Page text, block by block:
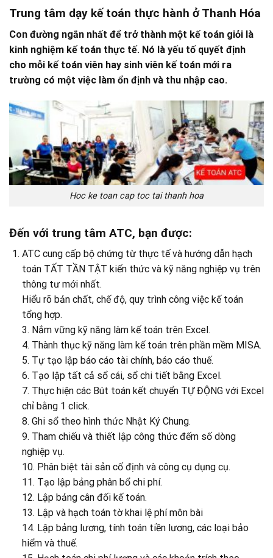
Trung tâm dạy kế toán thực hành ở Thanh Hóa
Con đường ngắn nhất để trở thành một kế toán giỏi là
kinh nghiệm kế toán thực tế. Nó là yếu tố quyết định
cho mỗi kế toán viên hay sinh viên kế toán mới ra
trường có một việc làm ổn định và thu nhập cao.
Hoc ke toan cap toc tai thanh hoa
Đến với trung tâm ATC, bạn được:
ATC cung cấp bộ chứng từ thực tế và hướng dẫn hạch
toán TẤT TẦN TẬT kiến thức và kỹ năng nghiệp vụ trên
thông tư mới nhất.
Hiểu rõ bản chất, chế độ, quy trình công việc kế toán
tổng hợp.
3. Nắm vững kỹ năng làm kế toán trên Excel.
4. Thành thục kỹ năng làm kế toán trên phần mềm MISA.
5. Tự tạo lập báo cáo tài chính, báo cáo thuế.
6. Tạo lập tất cả sổ cái, sổ chi tiết bằng Excel.
7. Thực hiện các Bút toán kết chuyển TỰ ĐỘNG với Excel
chỉ bằng 1 click.
8. Ghi sổ theo hình thức Nhật Ký Chung.
9. Tham chiếu và thiết lập công thức đếm số dòng
nghiệp vụ.
10. Phân biệt tài sản cố định và công cụ dụng cụ.
11. Tạo lập bảng phân bổ chi phí.
12. Lập bảng cân đối kế toán.
13. Lập và hạch toán tờ khai lệ phí môn bài
14. Lập bảng lương, tính toán tiền lương, các loại bảo
hiểm và thuế.